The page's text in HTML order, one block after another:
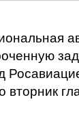
вторник